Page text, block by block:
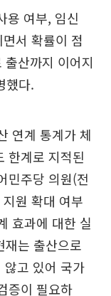
용 여부, 임신
서 확률이 점
산까지 이어지
했다.
연계 통계가 체
한계로 지적된
민주당 의원(전
원 확대 여부
효과에 대한 실
재는 출산으로
않고 있어 국가
증이 필요하